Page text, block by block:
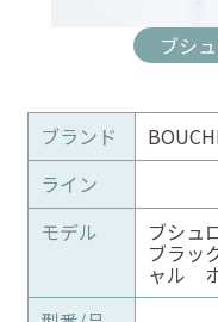
ブシ
ブランド
ライン
モデル
ブシュ
ブラッ
ャル